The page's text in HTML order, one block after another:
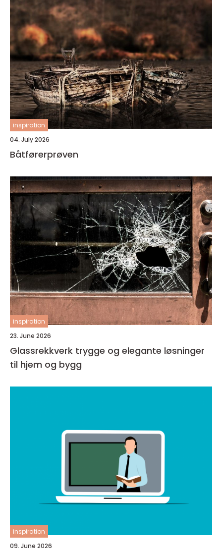
inspiration
04. July 2026
Båtførerprøven
inspiration
23. June 2026
Glassrekkverk trygge og elegante løsninger
til hjem og bygg
inspiration
09. June 2026